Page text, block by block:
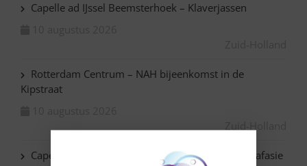
Capelle ad IJssel Beemsterhoek – Klaverjassen
Rotterdam Centrum – NAH bijeenkomst in de
Kipstraat
Capelle ad IJssel Bazuin – Schilderen met NAH / afasie